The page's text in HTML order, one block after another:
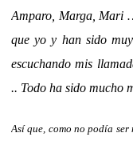
Amparo, Marga, Mari
que yo y han sido
escuchando mis
.. Todo ha sido mucho
Así que, como no podía ser